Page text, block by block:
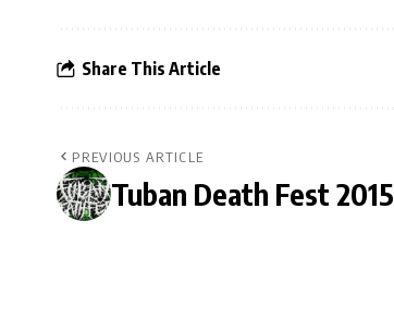
Share This Article
PREVIOUS ARTICLE
Tuban Death Fest 2015